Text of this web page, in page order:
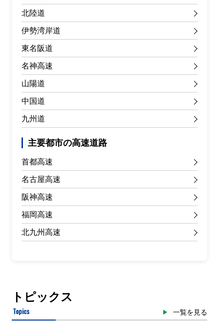
北陸道
伊勢湾岸道
東名阪道
名神高速
山陽道
中国道
九州道
主要都市の高速道路
首都高速
名古屋高速
阪神高速
福岡高速
北九州高速
トピックス
Topics 一覧を見る